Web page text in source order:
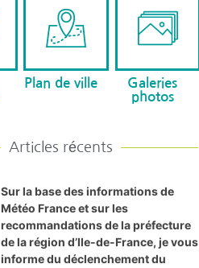
Plan de ville
Galeries
photos
Articles récents
Sur la base des informations de
Météo France et sur les
recommandations de la préfecture
de la région d’Ile-de-France, je vous
informe du déclenchement du